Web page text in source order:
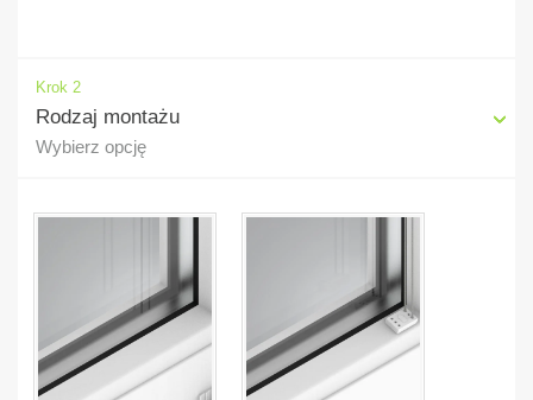
Krok 2
Rodzaj montażu
Wybierz opcję